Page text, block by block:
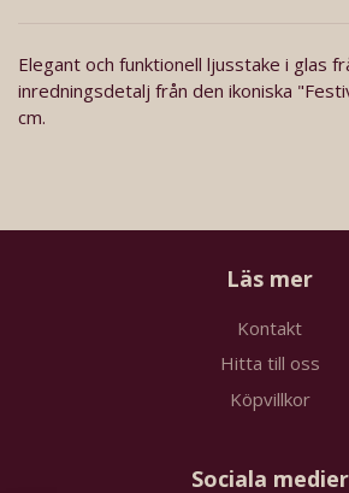
Elegant och funktionell ljusstake i glas
inredningsdetalj från den ikoniska
cm.
Läs mer
Kontakt
Hitta till oss
Köpvillkor
Sociala medier